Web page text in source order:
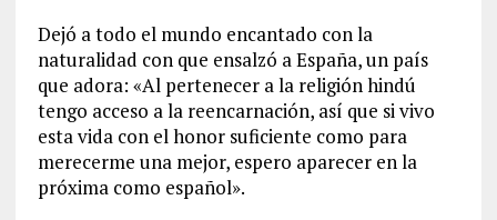
Dejó a todo el mundo encantado con la
naturalidad con que ensalzó a España, un país
que adora: «Al pertenecer a la religión hindú
tengo acceso a la reencarnación, así que si vivo
esta vida con el honor suficiente como para
merecerme una mejor, espero aparecer en la
próxima como español».